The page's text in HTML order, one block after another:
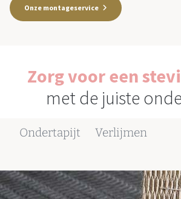
Onze montageservice
Zorg voor een
met de juiste
Ondertapijt Verlijmen